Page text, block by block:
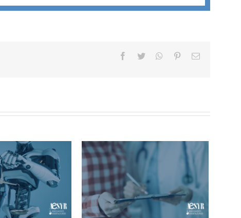
Facebook
TwitterWhatsApp
PinterestCorreo